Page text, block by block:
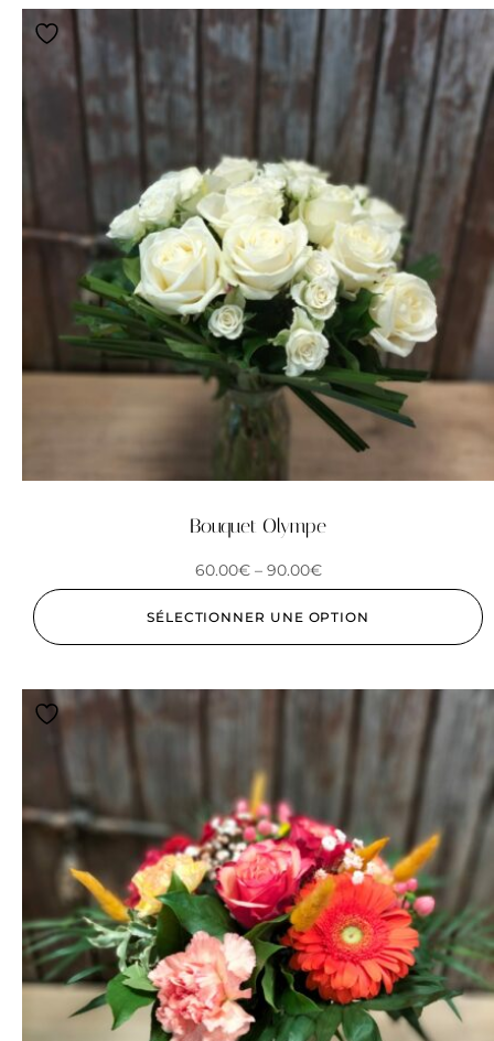
Bouquet Olympe
60.00€– 90.00€
SÉLECTIONNER UNE OPTION